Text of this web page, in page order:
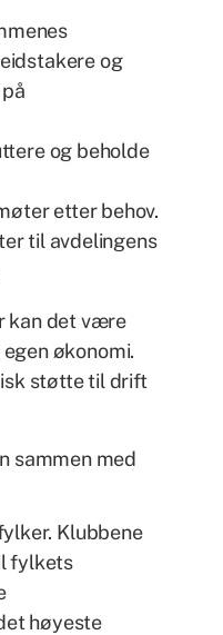
og
og beholde
etter behov.
til avdelingens
kan det være
økonomi.
støtte til drift
sammen med
Klubbene
fylkets
høyeste